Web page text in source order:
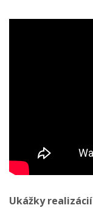
Ukážky realizácií